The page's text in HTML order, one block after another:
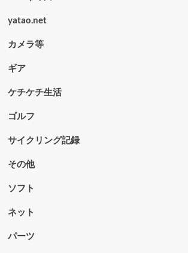
yatao.net
カメラ等
ギア
ケチケチ生活
ゴルフ
サイクリング記録
その他
ソフト
ネット
パーツ